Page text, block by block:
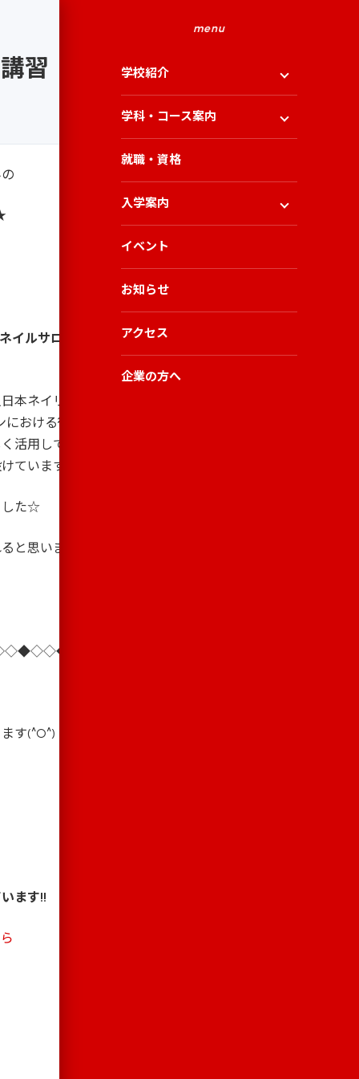
習
イルサロン衛生管理士
本ネイリスト協会（以
おける衛生管理自主
活用していただくため
ています。
した☆
と思います(^○^)
す(^O^)
ます!!
menu
学校紹介
学科・コース案内
就職・資格
入学案内
イベント
お知らせ
アクセス
企業の方へ